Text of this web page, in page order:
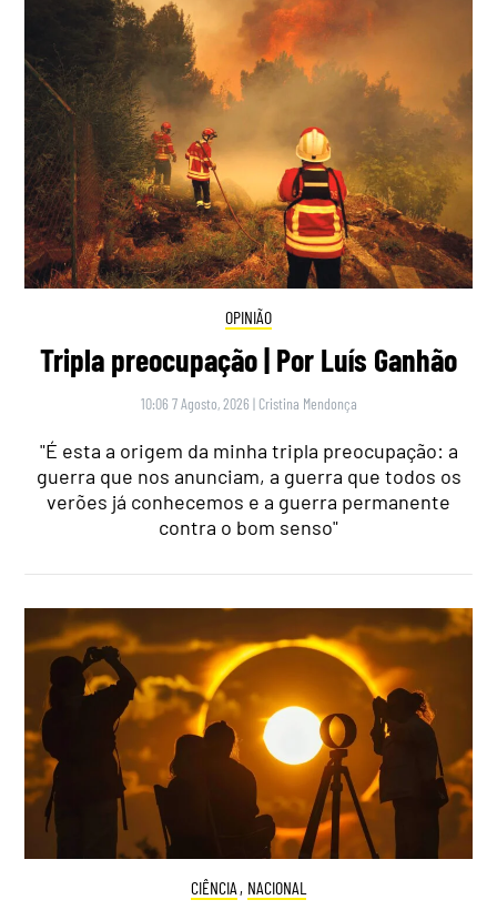
OPINIÃO
Tripla preocupação | Por Luís Ganhão
10:06 7 Agosto, 2026 | Cristina Mendonça
"É esta a origem da minha tripla preocupação: a
guerra que nos anunciam, a guerra que todos os
verões já conhecemos e a guerra permanente
contra o bom senso"
CIÊNCIA , NACIONAL